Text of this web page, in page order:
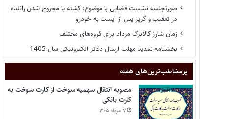
صورتجلسه نشست قضایی با موضوع: کشته یا مجروح شدن راننده
در تعقیب و گریز پس از ایست به خودرو
زمان شارژ کالابرگ مرداد برای گروه‌های مختلف
بخشنامه تمدید مهلت ارسال دفاتر الکترونیکی سال 1405
پر‌مخاطب‌ترین‌های هفته
مصوبه انتقال سهمیه سوخت از کارت سوخت به
کارت بانکی
۷ مرداد ۱۴۰۵